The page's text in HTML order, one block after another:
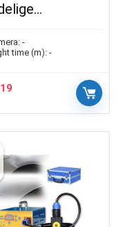
-
time (m):-